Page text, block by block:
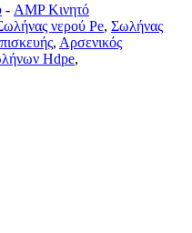
- AMP Κινητό
νερού Pe, Σωλήνας
, Αρσενικός
Hdpe,